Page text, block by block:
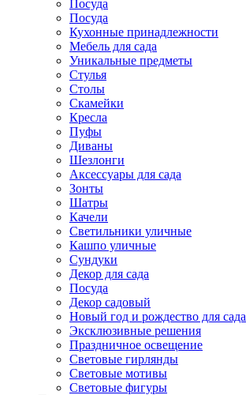
Посуда
Посуда
Кухонные принадлежности
Мебель для сада
Уникальные предметы
Стулья
Столы
Скамейки
Кресла
Пуфы
Диваны
Шезлонги
Аксессуары для сада
Зонты
Шатры
Качели
Cветильники уличные
Кашпо уличные
Сундуки
Декор для сада
Посуда
Декор садовый
Новый год и рождество для сада
Эксклюзивные решения
Праздничное освещение
Световые гирлянды
Световые мотивы
Световые фигуры